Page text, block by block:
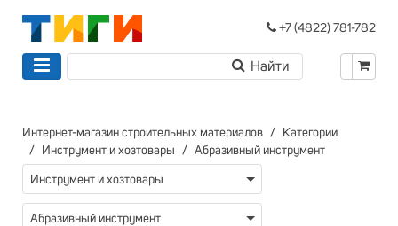
+7 (4822) 781-782
Интернет-магазин строительных материалов
Категории
Инструмент и хозтовары
Абразивный инструмент
Инструмент и хозтовары
Абразивный инструмент